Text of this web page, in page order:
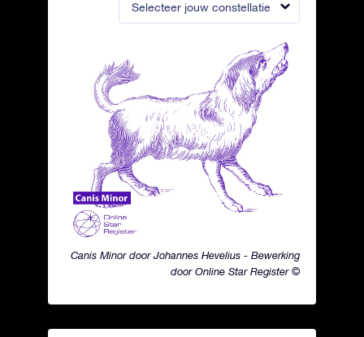
Selecteer jouw constellatie
Canis Minor door Johannes Hevelius - Bewerking
door Online Star Register ©